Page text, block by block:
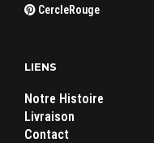
CercleRouge
LIENS
Notre Histoire
Livraison
Contact